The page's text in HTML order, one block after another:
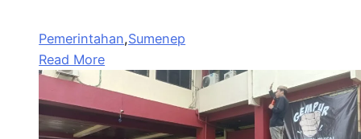
Pemerintahan,Sumenep
Read More